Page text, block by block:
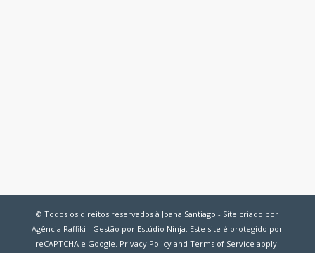
© Todos os direitos reservados à Joana Santiago - Site criado por
Agência Raffiki - Gestão por Estúdio Ninja. Este site é protegido por
reCAPTCHA e Google. Privacy Policy andTerms of Service apply.